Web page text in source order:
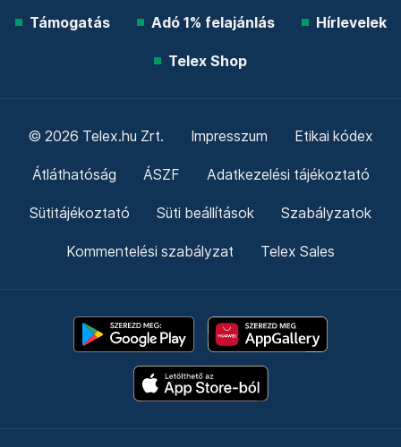
Támogatás Adó 1% felajánlás Hírlevelek
Telex Shop
© 2026 Telex.hu Zrt. Impresszum Etikai kódex
Átláthatóság ÁSZF Adatkezelési tájékoztató
Sütitájékoztató Süti beállítások Szabályzatok
Kommentelési szabályzat Telex Sales